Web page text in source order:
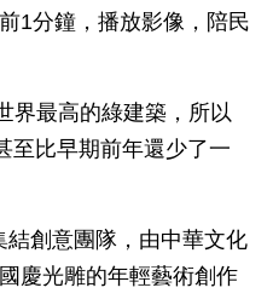
1分鐘，播放影像，陪民
界最高的綠建築，所以
至比早期前年還少了一
創意團隊，由中華文化
慶光雕的年輕藝術創作